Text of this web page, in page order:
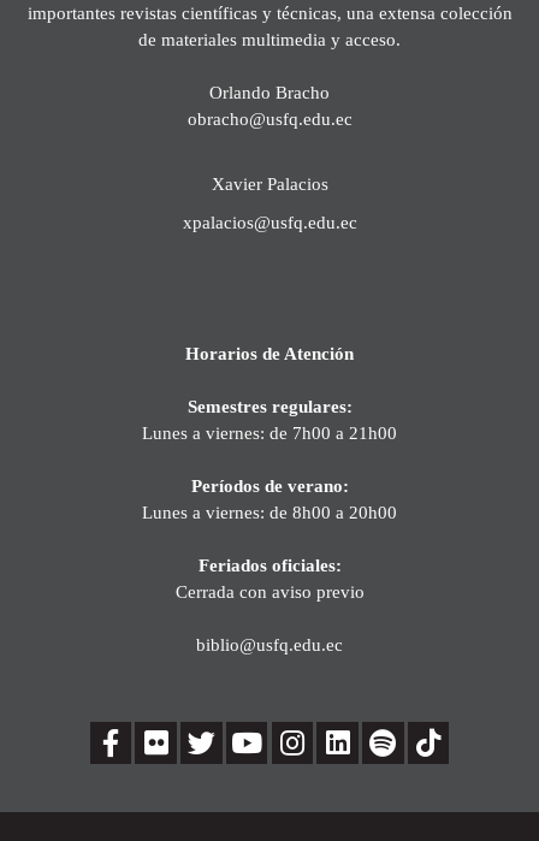
importantes revistas científicas y técnicas, una extensa colección
de materiales multimedia y acceso.
Orlando Bracho
obracho@usfq.edu.ec
Xavier Palacios
xpalacios@usfq.edu.ec
Horarios de Atención
Semestres regulares:
Lunes a viernes: de 7h00 a 21h00
Períodos de verano:
Lunes a viernes: de 8h00 a 20h00
Feriados oficiales:
Cerrada con aviso previo
biblio@usfq.edu.ec